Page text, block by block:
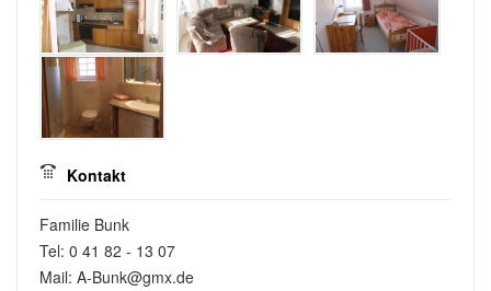
Kontakt
Familie Bunk
Tel: 0 41 82 - 13 07
Mail: A-Bunk@gmx.de